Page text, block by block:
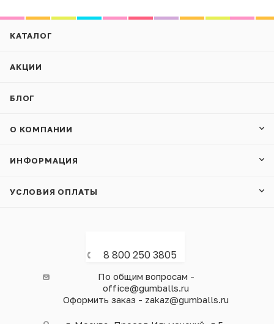
КАТАЛОГ
АКЦИИ
БЛОГ
О КОМПАНИИ
ИНФОРМАЦИЯ
УСЛОВИЯ ОПЛАТЫ
8 800 250 3805
По общим вопросам -
office@gumballs.ru
Оформить заказ - zakaz@gumballs.ru